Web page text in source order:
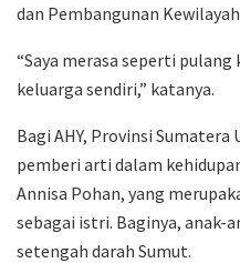
dan Pembangunan
“Saya merasa seperti
keluarga sendiri,” katanya.
Bagi AHY, Provinsi
pemberi arti dalam
Annisa Pohan, yang
sebagai istri. Baginya, anak-
setengah darah Sumut.